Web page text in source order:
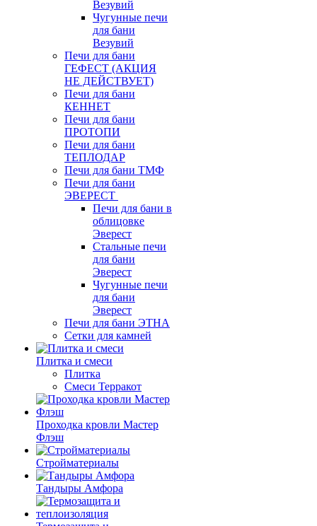
Везувий
Чугунные печи
для бани
Везувий
Печи для бани
ГЕФЕСТ (АКЦИЯ
НЕ ДЕЙСТВУЕТ)
Печи для бани
КЕННЕТ
Печи для бани
ПРОТОПИ
Печи для бани
ТЕПЛОДАР
Печи для бани ТМФ
Печи для бани
ЭВЕРЕСТ
Печи для бани в
облицовке
Эверест
Стальные печи
для бани
Эверест
Чугунные печи
для бани
Эверест
Печи для бани ЭТНА
Сетки для камней
Плитка и смеси
Плитка
Смеси Терракот
Проходка кровли Мастер
Флэш
Стройматериалы
Тандыры Амфора